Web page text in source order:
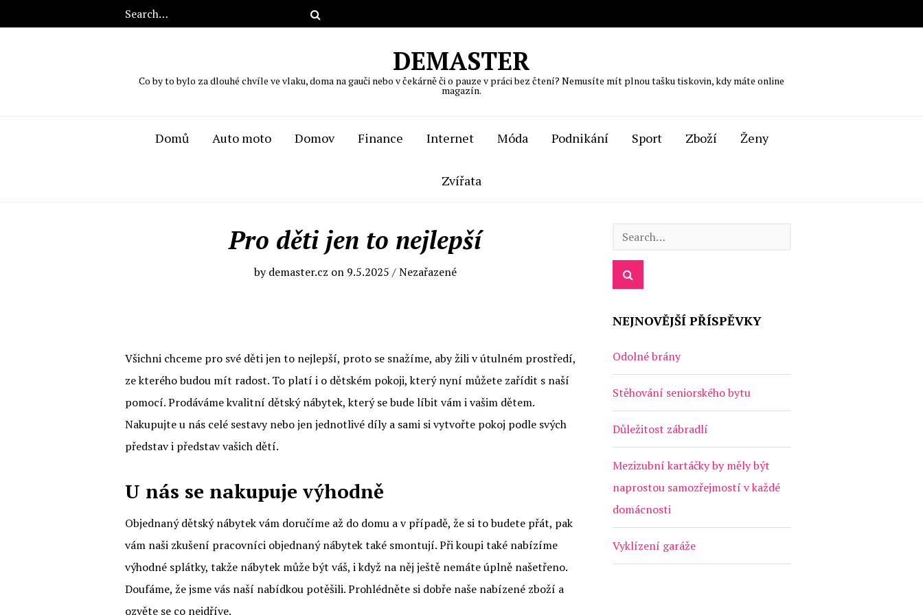
DEMASTER
Co by to bylo za dlouhé chvíle ve vlaku, doma na gauči nebo v čekárně či o pauze v práci bez čtení? Nemusíte mít plnou tašku tiskovin, kdy máte online
magazín.
Domů Auto moto Domov Finance Internet Móda Podnikání Sport Zboží Ženy
Zvířata
Pro děti jen to nejlepší
bydemaster.cz on 9.5.2025 / Nezařazené
Všichni chceme pro své děti jen to nejlepší, proto se snažíme, aby žili v útulném prostředí,
ze kterého budou mít radost. To platí i o dětském pokoji, který nyní můžete zařídit s naší
pomocí. Prodáváme kvalitní dětský nábytek, který se bude líbit vám i vašim dětem.
Nakupujte u nás celé sestavy nebo jen jednotlivé díly a sami si vytvořte pokoj podle svých
představ i představ vašich dětí.
U nás se nakupuje výhodně
Objednaný dětský nábytek vám doručíme až do domu a v případě, že si to budete přát, pak
vám naši zkušení pracovníci objednaný nábytek také smontují. Při koupi také nabízíme
výhodné splátky, takže nábytek může být váš, i když na něj ještě nemáte úplně našetřeno.
Doufáme, že jsme vás naší nabídkou potěšili. Prohlédněte si dobře naše nabízené zboží a
ozvěte se co nejdříve.
NEJNOVĚJŠÍ PŘÍSPĚVKY
Odolné brány
Stěhování seniorského bytu
Důležitost zábradlí
Mezizubní kartáčky by měly být
naprostou samozřejmostí v každé
domácnosti
Vyklízení garáže